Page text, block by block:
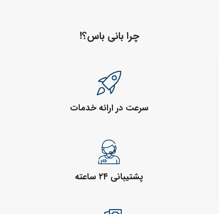
چرا بانی باس؟!
سرعت در ارائه خدمات
پشتیبانی ۲۴ ساعته